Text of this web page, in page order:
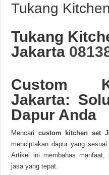
Tukang
Tukang
Jakarta
Custom
Jakarta:
Dapur Anda
Mencari custom kitchen set
menciptakan dapur yang
Artikel ini membahas
jasa yang tepat.